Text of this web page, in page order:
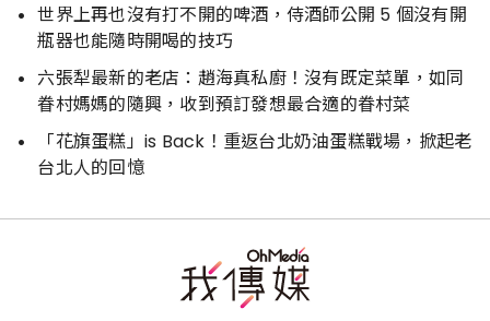
世界上再也沒有打不開的啤酒，侍酒師公開 5 個沒有開
瓶器也能隨時開喝的技巧
六張犁最新的老店：趙海真私廚！沒有既定菜單，如同
眷村媽媽的隨興，收到預訂發想最合適的眷村菜
「花旗蛋糕」is Back！重返台北奶油蛋糕戰場，掀起老
台北人的回憶